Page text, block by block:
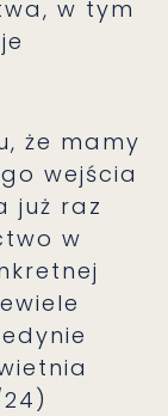
w tym
że mamy
wejścia
już raz
w